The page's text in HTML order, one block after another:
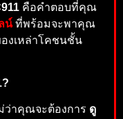
คือคำตอบที่คุณ
น์ที่พร้อมจะพาคุณ
งเหล่าโคชนชั้น
ว่าคุณจะต้องการ ดู